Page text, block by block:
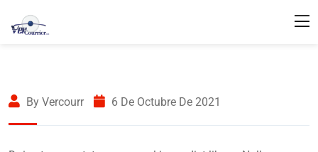
By Vercourr 6 De Octubre De 2021